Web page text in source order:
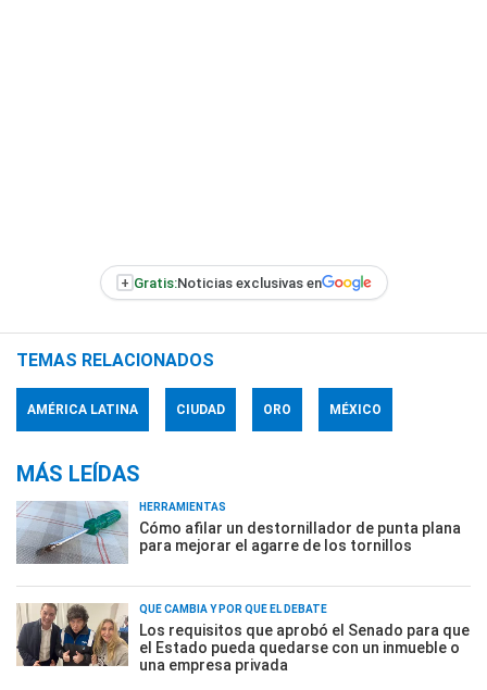
+ Gratis:Noticias exclusivas en
TEMAS RELACIONADOS
AMÉRICA LATINA CIUDAD ORO MÉXICO
MÁS LEÍDAS
HERRAMIENTAS
Cómo afilar un destornillador de punta plana
para mejorar el agarre de los tornillos
QUÉ CAMBIA Y POR QUÉ EL DEBATE
Los requisitos que aprobó el Senado para que
el Estado pueda quedarse con un inmueble o
una empresa privada